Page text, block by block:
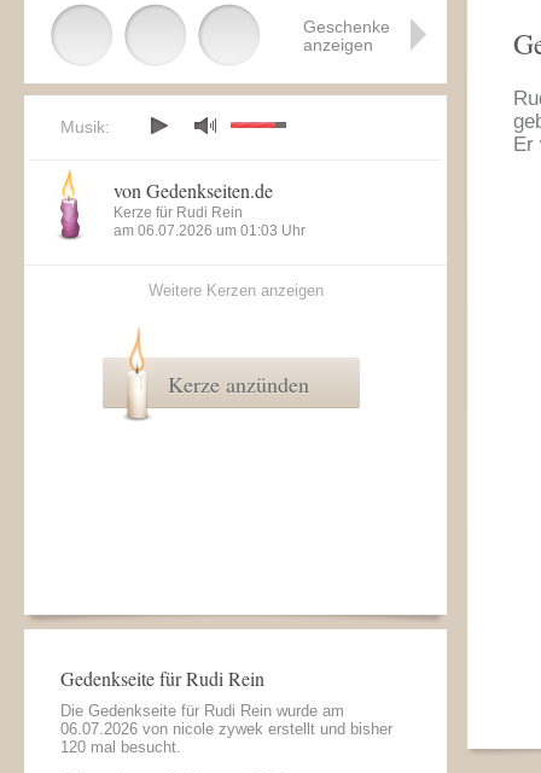
Er
Geschenke
anzeigen
Musik:
von Gedenkseiten.de
Kerze für Rudi Rein
am 06.07.2026 um 01:03 Uhr
Weitere Kerzen anzeigen
Kerze anzünden
Gedenkseite für Rudi Rein
Die Gedenkseite für Rudi Rein wurde am
06.07.2026 von nicole zywek erstellt und bisher
120 mal besucht.